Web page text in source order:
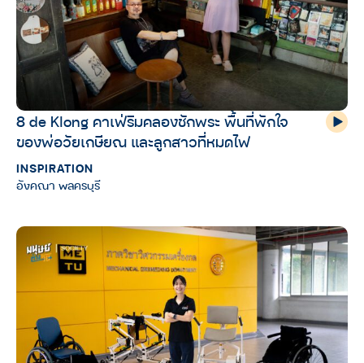
8 de Klong คาเฟ่ริมคลองชักพระ พื้นที่พักใจ
ของพ่อวัยเกษียณ และลูกสาวที่หมดไฟ
INSPIRATION
อังคณา พลครบุรี